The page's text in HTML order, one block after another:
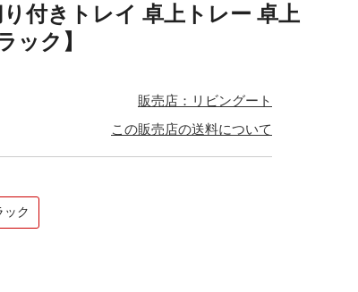
付きトレイ 卓上トレー 卓上
ック】
販売店：リビングート
この販売店の送料について
ック